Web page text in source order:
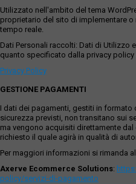
Utilizzato nell'ambito del tema
proprietario del sito di implementare
tempo reale.
Dati Personali raccolti: Dati di Utilizzo
quanto specificato dalla privacy policy
Privacy Policy
GESTIONE PAGAMENTI
I dati dei pagamenti, gestiti in
sicurezza previsti, non transitano sui
ma vengono acquisiti direttamente
richiesto il quale agirà in qualità di
Per maggiori informazioni si rimanda
Axerve Ecommerce Solutions:
policy/servizi-di-pagamento